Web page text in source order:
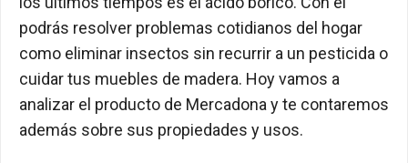
podrás resolver problemas cotidianos del hogar
como eliminar insectos sin recurrir a un pesticida o
cuidar tus muebles de madera. Hoy vamos a
analizar el producto de Mercadona y te contaremos
además sobre sus propiedades y usos.